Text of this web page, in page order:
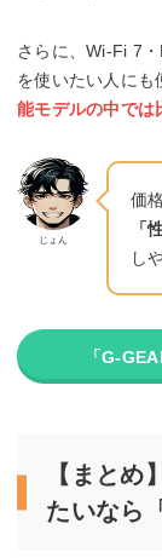
さらに、Wi-Fi 7
を使いたい人にも
能モデルの中では
じょん
価
「
し
「G-
【まとめ
たいなら